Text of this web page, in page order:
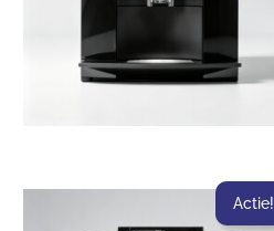
Actie!